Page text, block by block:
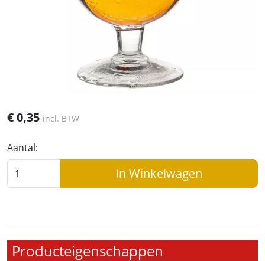
€0,35 incl. BTW
Aantal:
In Winkelwagen
Producteigenschappen